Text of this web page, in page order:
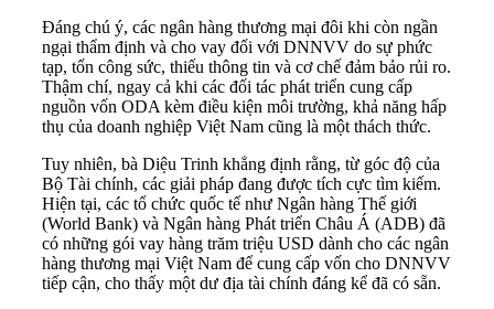
Đáng chú ý, các ngân hàng thương mại đôi khi còn ngần
ngại thẩm định và cho vay đối với DNNVV do sự phức
tạp, tốn công sức, thiếu thông tin và cơ chế đảm bảo rủi ro.
Thậm chí, ngay cả khi các đối tác phát triển cung cấp
nguồn vốn ODA kèm điều kiện môi trường, khả năng hấp
thụ của doanh nghiệp Việt Nam cũng là một thách thức.
Tuy nhiên, bà Diệu Trinh khẳng định rằng, từ góc độ của
Bộ Tài chính, các giải pháp đang được tích cực tìm kiếm.
Hiện tại, các tổ chức quốc tế như Ngân hàng Thế giới
(World Bank) và Ngân hàng Phát triển Châu Á (ADB) đã
có những gói vay hàng trăm triệu USD dành cho các ngân
hàng thương mại Việt Nam để cung cấp vốn cho DNNVV
tiếp cận, cho thấy một dư địa tài chính đáng kể đã có sẵn.